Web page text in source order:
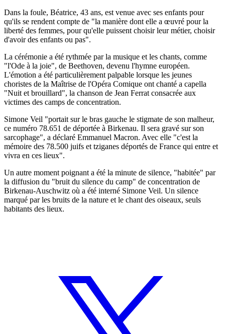
Dans la foule, Béatrice, 43 ans, est venue avec ses enfants pour
qu'ils se rendent compte de "la manière dont elle a œuvré pour la
liberté des femmes, pour qu'elle puissent choisir leur métier, choisir
d'avoir des enfants ou pas".
La cérémonie a été rythmée par la musique et les chants, comme
"l'Ode à la joie", de Beethoven, devenu l'hymne européen.
L'émotion a été particulièrement palpable lorsque les jeunes
choristes de la Maîtrise de l'Opéra Comique ont chanté a capella
"Nuit et brouillard", la chanson de Jean Ferrat consacrée aux
victimes des camps de concentration.
Simone Veil "portait sur le bras gauche le stigmate de son malheur,
ce numéro 78.651 de déportée à Birkenau. Il sera gravé sur son
sarcophage", a déclaré Emmanuel Macron. Avec elle "c'est la
mémoire des 78.500 juifs et tziganes déportés de France qui entre et
vivra en ces lieux".
Un autre moment poignant a été la minute de silence, "habitée" par
la diffusion du "bruit du silence du camp" de concentration de
Birkenau-Auschwitz où a été interné Simone Veil. Un silence
marqué par les bruits de la nature et le chant des oiseaux, seuls
habitants des lieux.